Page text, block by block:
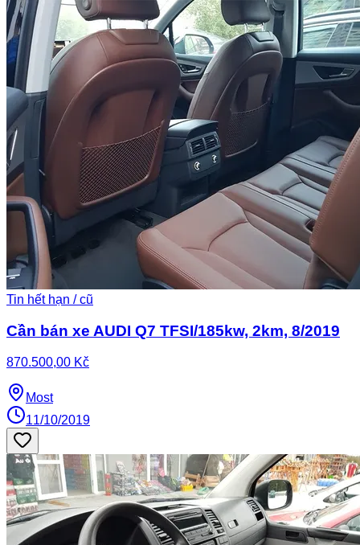
Tin hết hạn / cũ
Cần bán xe AUDI Q7 TFSI/185kw, 2km, 8/2019
870.500,00 Kč
Most
11/10/2019